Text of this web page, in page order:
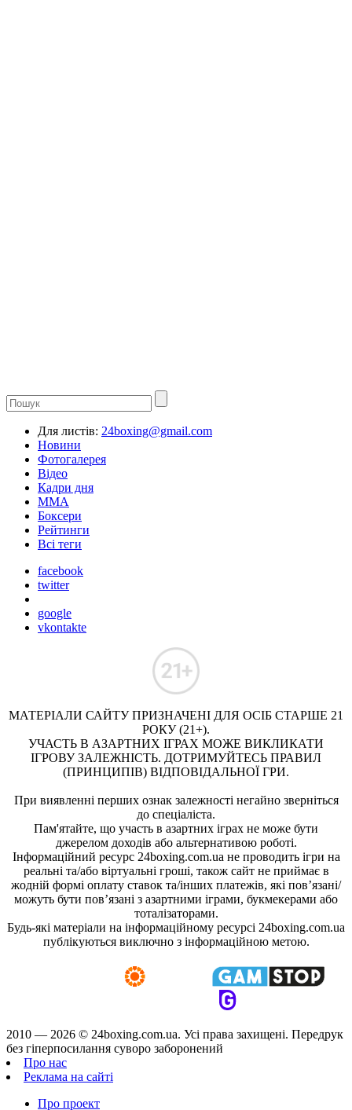
Для листів: 24boxing@gmail.com
Новини
Фотогалерея
Відео
Кадри дня
ММА
Боксери
Рейтинги
Всі теги
facebook
twitter
google
vkontakte
МАТЕРІАЛИ САЙТУ ПРИЗНАЧЕНІ ДЛЯ ОСІБ СТАРШЕ 21
РОКУ (21+).
УЧАСТЬ В АЗАРТНИХ ІГРАХ МОЖЕ ВИКЛИКАТИ
ІГРОВУ ЗАЛЕЖНІСТЬ. ДОТРИМУЙТЕСЬ ПРАВИЛ
(ПРИНЦИПІВ) ВІДПОВІДАЛЬНОЇ ГРИ.
При виявленні перших ознак залежності негайно зверніться
до спеціаліста.
Пам'ятайте, що участь в азартних іграх не може бути
джерелом доходів або альтернативою роботі.
Інформаційний ресурс 24boxing.com.ua не проводить ігри на
реальні та/або віртуальні гроші, також сайт не приймає в
жодній формі оплату ставок та/інших платежів, які пов’язані/
можуть бути пов’язані з азартними іграми, букмекерами або
тоталізаторами.
Будь-які матеріали на інформаційному ресурсі 24boxing.com.ua
публікуються виключно з інформаційною метою.
2010 — 2026 © 24boxing.com.ua. Усi права захищенi. Передрук
без гіперпосилання суворо заборонений
Про нас
Реклама на сайті
Про проект